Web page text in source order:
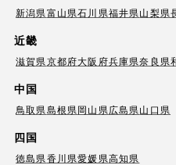
新潟県富山県石川県福井県山梨県
近畿
滋賀県京都府大阪府兵庫県奈良県
中国
鳥取県島根県岡山県広島県山口県
四国
徳島県香川県愛媛県高知県